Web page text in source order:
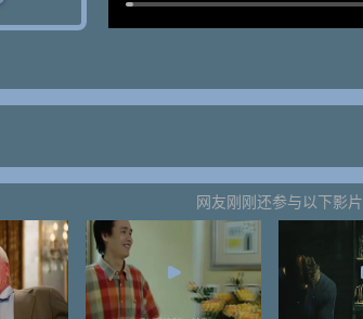
网友刚刚还参与以下影片